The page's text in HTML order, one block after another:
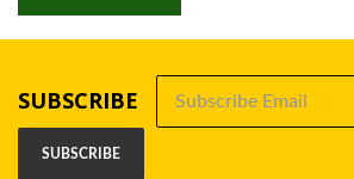
SUBSCRIBE